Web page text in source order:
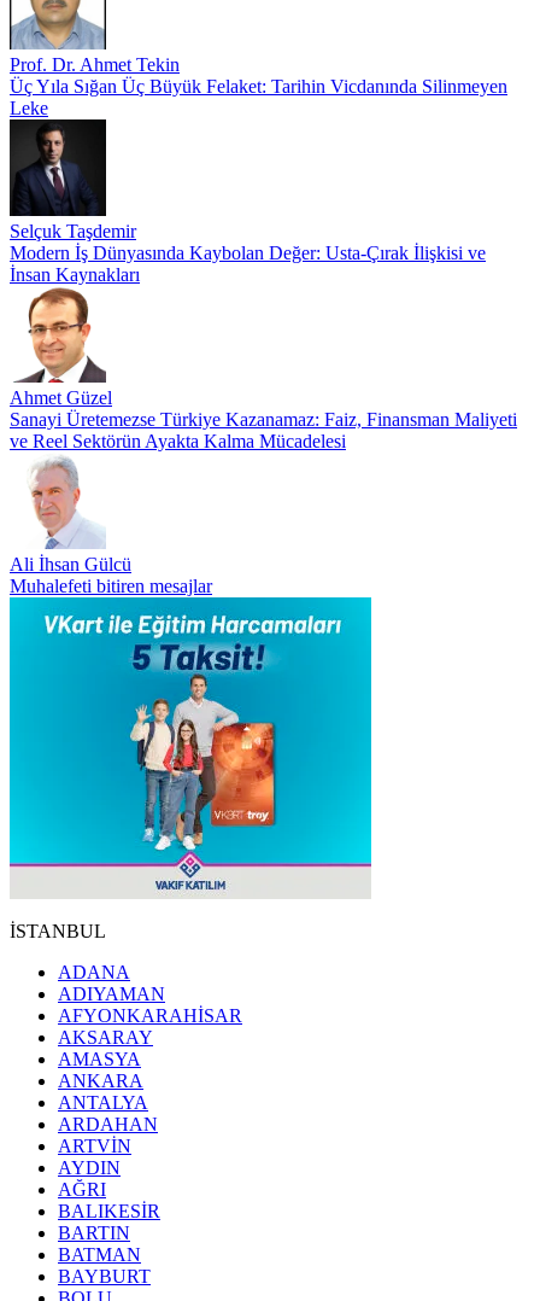
Prof. Dr. Ahmet Tekin
Üç Yıla Sığan Üç Büyük Felaket: Tarihin Vicdanında Silinmeyen
Leke
Selçuk Taşdemir
Modern İş Dünyasında Kaybolan Değer: Usta-Çırak İlişkisi ve
İnsan Kaynakları
Ahmet Güzel
Sanayi Üretemezse Türkiye Kazanamaz: Faiz, Finansman Maliyeti
ve Reel Sektörün Ayakta Kalma Mücadelesi
Ali İhsan Gülcü
Muhalefeti bitiren mesajlar
İSTANBUL
ADANA
ADIYAMAN
AFYONKARAHİSAR
AKSARAY
AMASYA
ANKARA
ANTALYA
ARDAHAN
ARTVİN
AYDIN
AĞRI
BALIKESİR
BARTIN
BATMAN
BAYBURT